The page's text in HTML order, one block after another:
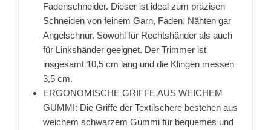
Fadenschneider. Dieser ist ideal zum präzisen
Schneiden von feinem Garn, Faden, Nähten gar
Angelschnur. Sowohl für Rechtshänder als auch
für Linkshänder geeignet. Der Trimmer ist
insgesamt 10,5 cm lang und die Klingen messen
3,5 cm.
ERGONOMISCHE GRIFFE AUS WEICHEM
GUMMI: Die Griffe der Textilschere bestehen aus
weichem schwarzem Gummi für bequemes und